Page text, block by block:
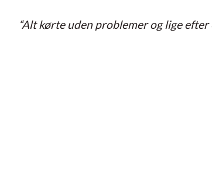
“Alt kørte uden problemer og lige efter